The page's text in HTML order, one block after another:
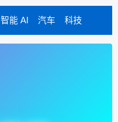
智能 AI 汽车 科技